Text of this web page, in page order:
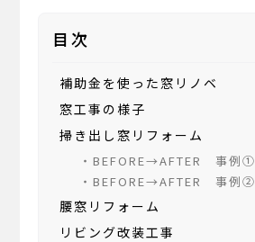
目次
補助金を使った窓リノベ
窓工事の様子
掃き出し窓リフォーム
BEFORE→AFTER 事例①
BEFORE→AFTER 事例②
腰窓リフォーム
リビング改装工事